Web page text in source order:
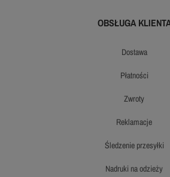
OBSŁUGA
dostawa
płatności
zwroty
reklamacje
śledzenie przesyłki
nadruki na odzieży